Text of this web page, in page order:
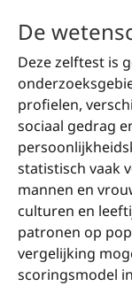
De
Deze zelftest is
profielen,
sociaal gedrag
statistisch vaak
mannen en
culturen en
patronen op
vergelijking
scoringsmodel